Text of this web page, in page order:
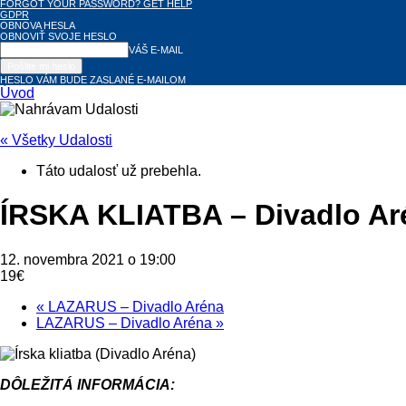
FORGOT YOUR PASSWORD? GET HELP
GDPR
OBNOVA HESLA
OBNOVIŤ SVOJE HESLO
VÁŠ E-MAIL
HESLO VÁM BUDE ZASLANÉ E-MAILOM
Úvod
« Všetky Udalosti
Táto udalosť už prebehla.
ÍRSKA KLIATBA – Divadlo
12. novembra 2021 o 19:00
19€
« LAZARUS – Divadlo Aréna
LAZARUS – Divadlo Aréna »
DÔLEŽITÁ INFORMÁCIA: